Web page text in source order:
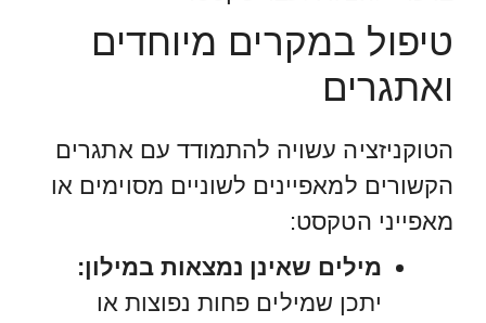
טיפול במקרים מיוחדים
ואתגרים
הטוקניזציה עשויה להתמודד עם אתגרים
הקשורים למאפיינים לשוניים מסוימים או
מאפייני הטקסט:
מילים שאינן נמצאות במילון:
יתכן שמילים פחות נפוצות או